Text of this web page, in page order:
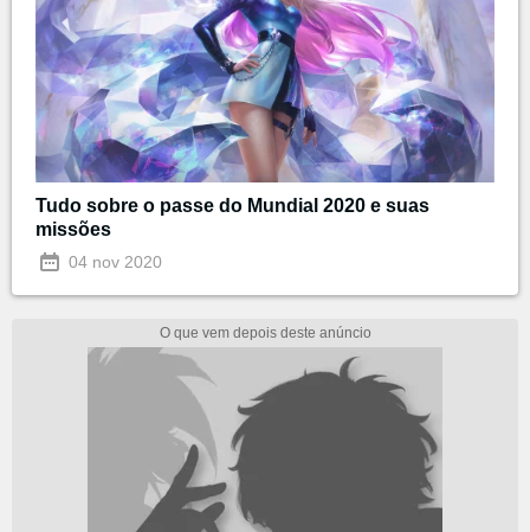
Tudo sobre o passe do Mundial 2020 e suas
missões
04 nov 2020